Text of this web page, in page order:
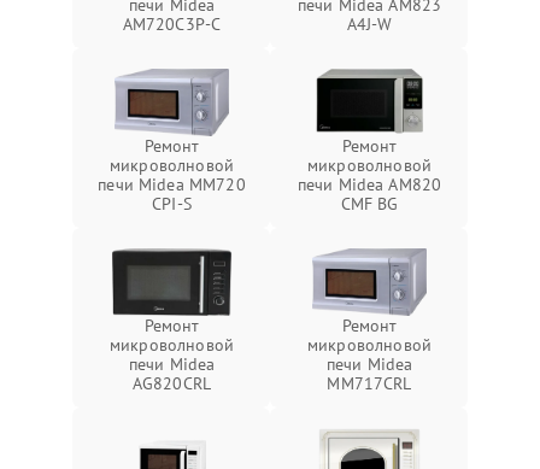
печи Midea
AM720C3P-C
печи Midea AM823
A4J-W
Ремонт
микроволновой
печи Midea MM720
CPI-S
Ремонт
микроволновой
печи Midea AM820
CMF BG
Ремонт
микроволновой
печи Midea
AG820CRL
Ремонт
микроволновой
печи Midea
MM717CRL